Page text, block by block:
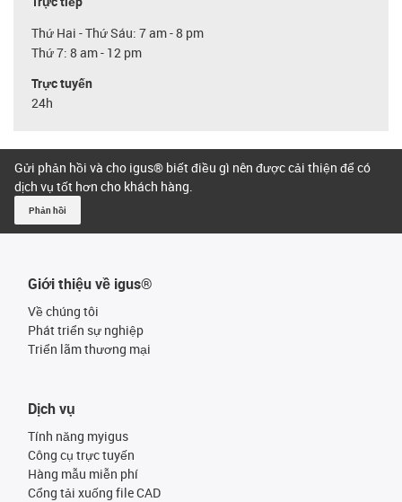
Thứ Hai - Thứ Sáu: 7 am - 8 pm
Thứ 7: 8 am - 12 pm
Trực tuyến
24h
Gửi phản hồi và cho igus® biết điều gì nên được cải thiện để có
dịch vụ tốt hơn cho khách hàng.
Phản hồi
Giới thiệu về igus®
Về chúng tôi
Phát triển sự nghiệp
Triển lãm thương mại
Dịch vụ
Tính năng myigus
Công cụ trực tuyến
Hàng mẫu miễn phí
Cổng tải xuống file CAD